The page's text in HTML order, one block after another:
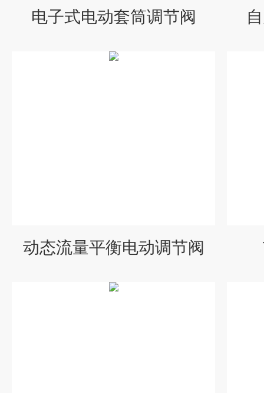
电子式电动套筒调节阀
动态流量平衡电动调节阀